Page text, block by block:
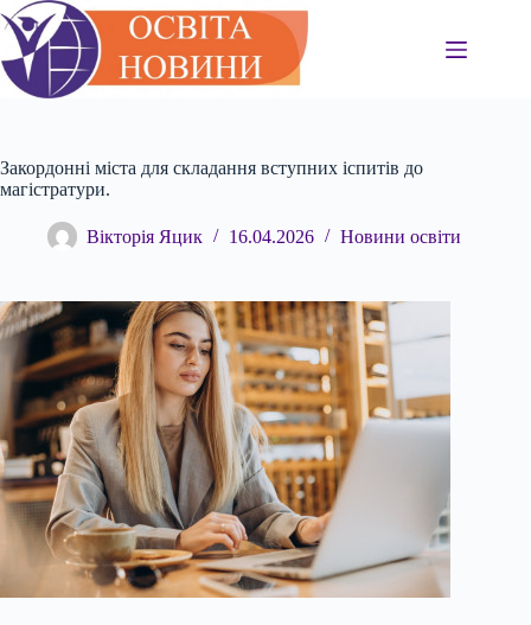
Перейти
до
вмісту
Закордонні міста для складання вступних іспитів до
магістратури.
Вікторія Яцик 16.04.2026 Новини освіти